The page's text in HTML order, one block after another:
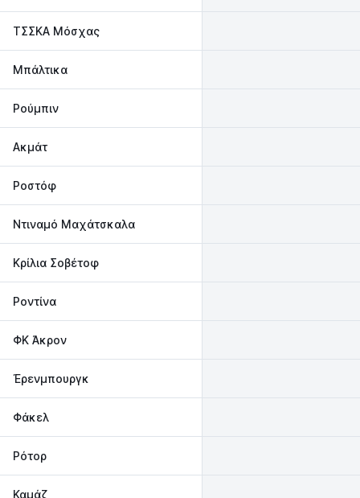
ΤΣΣΚΑ Μόσχας
Μπάλτικα
Ρούμπιν
Ακμάτ
Ροστόφ
Ντιναμό Μαχάτσκαλα
Κρίλια Σοβέτοφ
Ροντίνα
ΦΚ Άκρον
Έρενμπουργκ
Φάκελ
Ρότορ
Καμάζ